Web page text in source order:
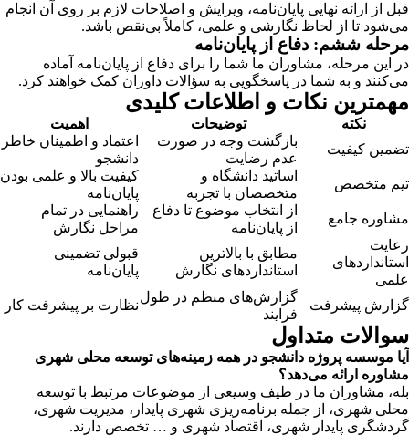
قبل از ارائه نهایی پایان‌نامه، ویرایش و اصلاحات لازم بر روی آن انجام
می‌شود تا از لحاظ نگارشی و علمی، کاملاً بی‌نقص باشد.
مرحله ششم: دفاع از پایان‌نامه
در این مرحله، مشاوران ما شما را برای دفاع از پایان‌نامه آماده
می‌کنند و به شما در پاسخگویی به سؤالات داوران کمک خواهند کرد.
مهمترین نکات و اطلاعات کلیدی
نکته توضیحات
اهمیت
تضمین کیفیت
بازگشت وجه در صورت
عدم رضایت
اعتماد و اطمینان خاطر
دانشجو
تیم متخصص
اساتید دانشگاه و
متخصصان با تجربه
کیفیت بالا و علمی بودن
پایان‌نامه
مشاوره جامع
از انتخاب موضوع تا دفاع
از پایان‌نامه
راهنمایی در تمام
مراحل نگارش
رعایت
استانداردهای
علمی
مطابق با بالاترین
استانداردهای نگارش
قبولی تضمینی
پایان‌نامه
گزارش پیشرفت
گزارش‌های منظم در طول
فرایند
نظارت بر پیشرفت کار
سوالات متداول
آیا موسسه پروژه دانشجو در همه زمینه‌های توسعه محلی شهری
مشاوره ارائه می‌دهد؟
بله، مشاوران ما در طیف وسیعی از موضوعات مرتبط با توسعه
محلی شهری، از جمله برنامه‌ریزی شهری پایدار، مدیریت شهری،
گردشگری پایدار شهری، اقتصاد شهری و … تخصص دارند.